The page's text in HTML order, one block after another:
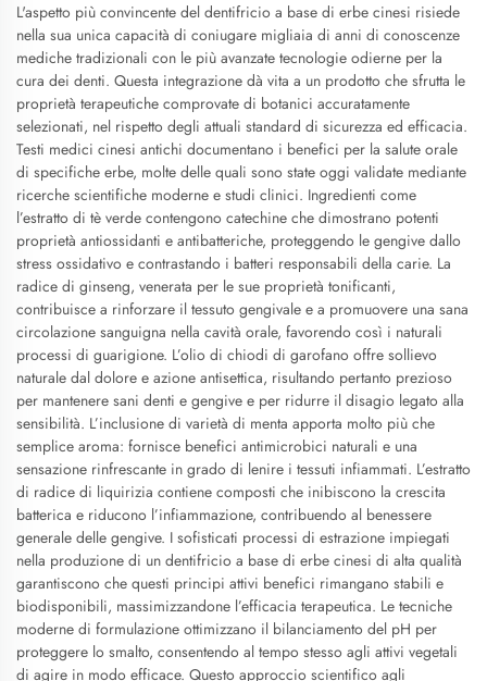
L'aspetto più convincente del dentifricio a base di erbe cinesi risiede
nella sua unica capacità di coniugare migliaia di anni di conoscenze
mediche tradizionali con le più avanzate tecnologie odierne per la
cura dei denti. Questa integrazione dà vita a un prodotto che sfrutta le
proprietà terapeutiche comprovate di botanici accuratamente
selezionati, nel rispetto degli attuali standard di sicurezza ed efficacia.
Testi medici cinesi antichi documentano i benefici per la salute orale
di specifiche erbe, molte delle quali sono state oggi validate mediante
ricerche scientifiche moderne e studi clinici. Ingredienti come
l’estratto di tè verde contengono catechine che dimostrano potenti
proprietà antiossidanti e antibatteriche, proteggendo le gengive dallo
stress ossidativo e contrastando i batteri responsabili della carie. La
radice di ginseng, venerata per le sue proprietà tonificanti,
contribuisce a rinforzare il tessuto gengivale e a promuovere una sana
circolazione sanguigna nella cavità orale, favorendo così i naturali
processi di guarigione. L’olio di chiodi di garofano offre sollievo
naturale dal dolore e azione antisettica, risultando pertanto prezioso
per mantenere sani denti e gengive e per ridurre il disagio legato alla
sensibilità. L’inclusione di varietà di menta apporta molto più che
semplice aroma: fornisce benefici antimicrobici naturali e una
sensazione rinfrescante in grado di lenire i tessuti infiammati. L’estratto
di radice di liquirizia contiene composti che inibiscono la crescita
batterica e riducono l’infiammazione, contribuendo al benessere
generale delle gengive. I sofisticati processi di estrazione impiegati
nella produzione di un dentifricio a base di erbe cinesi di alta qualità
garantiscono che questi principi attivi benefici rimangano stabili e
biodisponibili, massimizzandone l’efficacia terapeutica. Le tecniche
moderne di formulazione ottimizzano il bilanciamento del pH per
proteggere lo smalto, consentendo al tempo stesso agli attivi vegetali
di agire in modo efficace. Questo approccio scientifico agli